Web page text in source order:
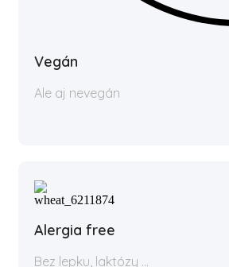
Vegán
Ale aj nevegán
Alergia free
Bez lepku, laktózy ...